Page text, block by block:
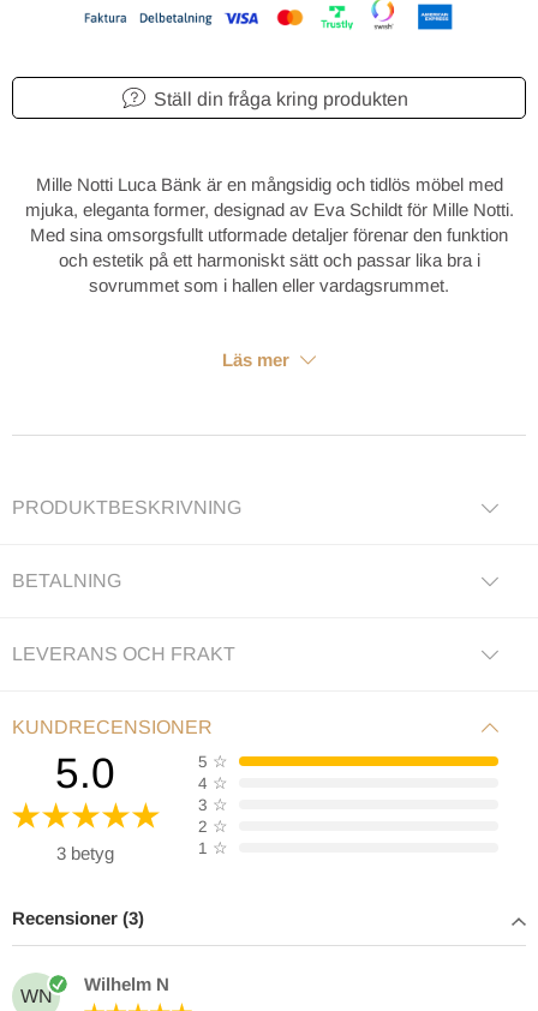
Ställ din fråga kring produkten
Mille Notti Luca Bänk är en mångsidig och tidlös möbel med
mjuka, eleganta former, designad av Eva Schildt för Mille Notti.
Med sina omsorgsfullt utformade detaljer förenar den funktion
och estetik på ett harmoniskt sätt och passar lika bra i
sovrummet som i hallen eller vardagsrummet.
Läs mer
PRODUKTBESKRIVNING
BETALNING
LEVERANS OCH FRAKT
KUNDRECENSIONER
5.0
3 betyg
5 ☆
4 ☆
3 ☆
2 ☆
1 ☆
Recensioner (3)
WN
Wilhelm N